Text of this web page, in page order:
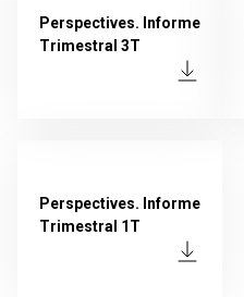
Perspectives. Informe
Trimestral 3T
Perspectives. Informe
Trimestral 1T